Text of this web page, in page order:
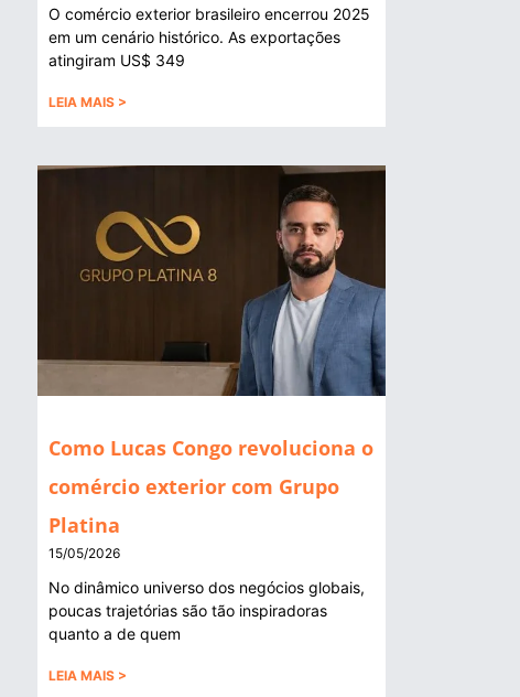
O comércio exterior brasileiro encerrou 2025
em um cenário histórico. As exportações
atingiram US$ 349
LEIA MAIS >
Como Lucas Congo revoluciona o
comércio exterior com Grupo
Platina
15/05/2026
No dinâmico universo dos negócios globais,
poucas trajetórias são tão inspiradoras
quanto a de quem
LEIA MAIS >